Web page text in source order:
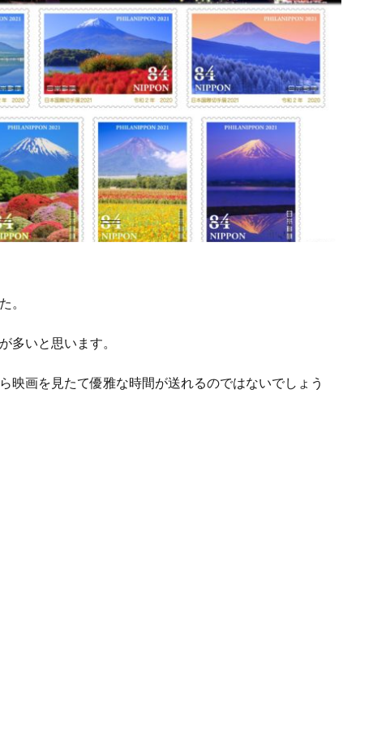
。
多いと思います。
映画を見たて優雅な時間が送れるのではないでしょう